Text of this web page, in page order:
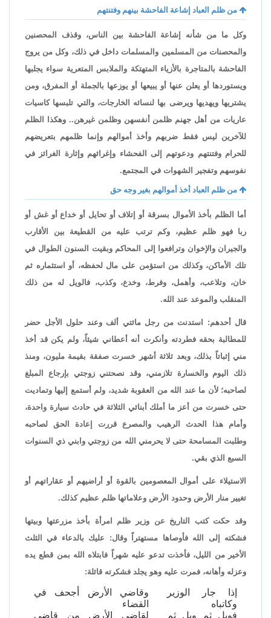
من ظلم العباد إشاعة الفاحشة بينهم وفتنتهم
وكل ما من شأنه إشاعة الفاحشة بين الناس، وقذف المحصنين
والمحصنات من المسلمين والمسلمات داخل في ذلك، وكل من يروج
الفاحشة بالمتاجرة بالأزياء المتهتكة والملابس المتعرية سواء يجلبها
ويستوردها أو يعلن عنها أو يبيعها أو يوزعها بالجملة أو المفرق، ومن
يشتريها ويهديها ويرضى بها لنسائه الخارجات، والتي تلبسها كاسيات
عاريات من أهل جهنم ظلمن أنفسهن وظلمن غيرهن.. وهكذا الظلم
للآخرين ليس فقط ضربهم وأخذ أموالهم وإنما ظلمهم بتعريضهم
للحرام وفتنتهم ودعوتهم إلى الفحشاء وإغرائهم وإثارة الغرائز في
نفوسهم وتفجير الشهوات في المجتمع.
من ظلم العباد أخذ أموالهم بغير وجه حق
أما الظلم بأخذ الأموال بسرقة أو إتلاف أو تحايل أو خداع أو غش أو
ربا فهو ظلم عظيم، وكم ترتب عليه من القطيعة بين الأقارب
والجيران والإخوان وترافعوا إلى المحاكم وبقيت السنون الطوال في
تلك الأماكن، وكذلك من استؤمن على مال لحفظه، أو استثماره ثم
خان، وتلاعب، وأهمل، وفرط، وخدع، وكذب، فالويل له من ذلك
المنقلب والموعد عند الله.
قال أحدهم: استدنت من رجل مائتي ألف وعند حلول الأجل حضر
للمطالبة بحقه فطردته وأنكرت أنه أعطاني شيئاً، ولم يكن قد أخذ
مني إثباتاً بذلك، وبعد ثلاثة أشهر خسرت صفقة بقيمة مليون، ومنذ
ذلك اليوم والخسارة تلازمني، وقد نصحتني زوجتي بإرجاع المبلغ
لصاحبه؛ لأن ما عند الله من العقوبة شديد، ولم أستمع إليها وتماديت
حتى خسرت من أعز ما أملك أبنائي الثلاثة في حادث سيارة واحدة،
وأمام هذا الحدث الرهيب والمصرع قررت إعادة الحق لصاحبه
وطلبت المسامحة حتى لا يحرمني الله من زوجتي وابني ذي السنوات
السبع الذي بقي.
الاستيلاء على أموال المعصومين بالقوة أو أراضيهم أو عقاراتهم أو
تغيير منار الأرض وحدود الأرض وعلاماتها ظلم عظيم كذلك.
وقد حكت كتب التاريخ عن وزير ظلم امرأة بأخذ مزرعتها وبيتها
فشكته إلى الله فأوصاها مستهتراً وقال: عليك بالدعاء في الثلث
الأخير من الليل، فأخذت تدعو عليه شهراً فابتلاه الله بمن قطع يده
وعزله وأهانه، فمرت عليه وهو يجلد فشكرته قائلة:
إذا جار الوزير
وكاتباه
وقاضي الأرض أجحف في
القضاء
فويل ثم ويل ثم
لقاضي الأرض من قاضي